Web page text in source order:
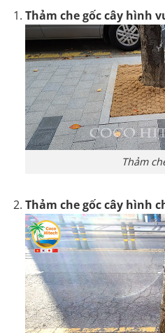
Thảm che gốc cây hình
Thảm
Thảm che gốc cây hình